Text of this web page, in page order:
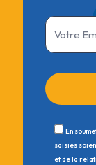
En
saisies
et de la